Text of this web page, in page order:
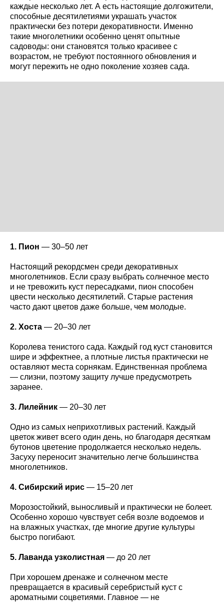
каждые несколько лет. А есть настоящие долгожители,
способные десятилетиями украшать участок
практически без потери декоративности. Именно
такие многолетники особенно ценят опытные
садоводы: они становятся только красивее с
возрастом, не требуют постоянного обновления и
могут пережить не одно поколение хозяев сада.
1. Пион — 30–50 лет
Настоящий рекордсмен среди декоративных
многолетников. Если сразу выбрать солнечное место
и не тревожить куст пересадками, пион способен
цвести несколько десятилетий. Старые растения
часто дают цветов даже больше, чем молодые.
2. Хоста — 20–30 лет
Королева тенистого сада. Каждый год куст становится
шире и эффектнее, а плотные листья практически не
оставляют места сорнякам. Единственная проблема
— слизни, поэтому защиту лучше предусмотреть
заранее.
3. Лилейник — 20–30 лет
Одно из самых неприхотливых растений. Каждый
цветок живет всего один день, но благодаря десяткам
бутонов цветение продолжается несколько недель.
Засуху переносит значительно легче большинства
многолетников.
4. Сибирский ирис — 15–20 лет
Морозостойкий, выносливый и практически не болеет.
Особенно хорошо чувствует себя возле водоемов и
на влажных участках, где многие другие культуры
быстро погибают.
5. Лаванда узколистная — до 20 лет
При хорошем дренаже и солнечном месте
превращается в красивый серебристый куст с
ароматными соцветиями. Главное — не